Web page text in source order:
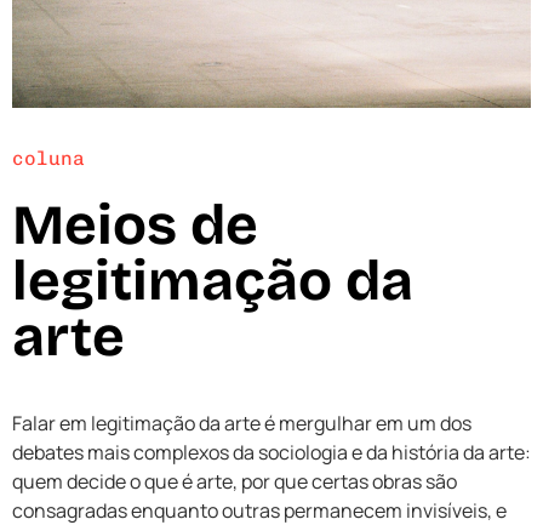
coluna
Meios de
legitimação da
arte
Falar em legitimação da arte é mergulhar em um dos
debates mais complexos da sociologia e da história da arte:
quem decide o que é arte, por que certas obras são
consagradas enquanto outras permanecem invisíveis, e